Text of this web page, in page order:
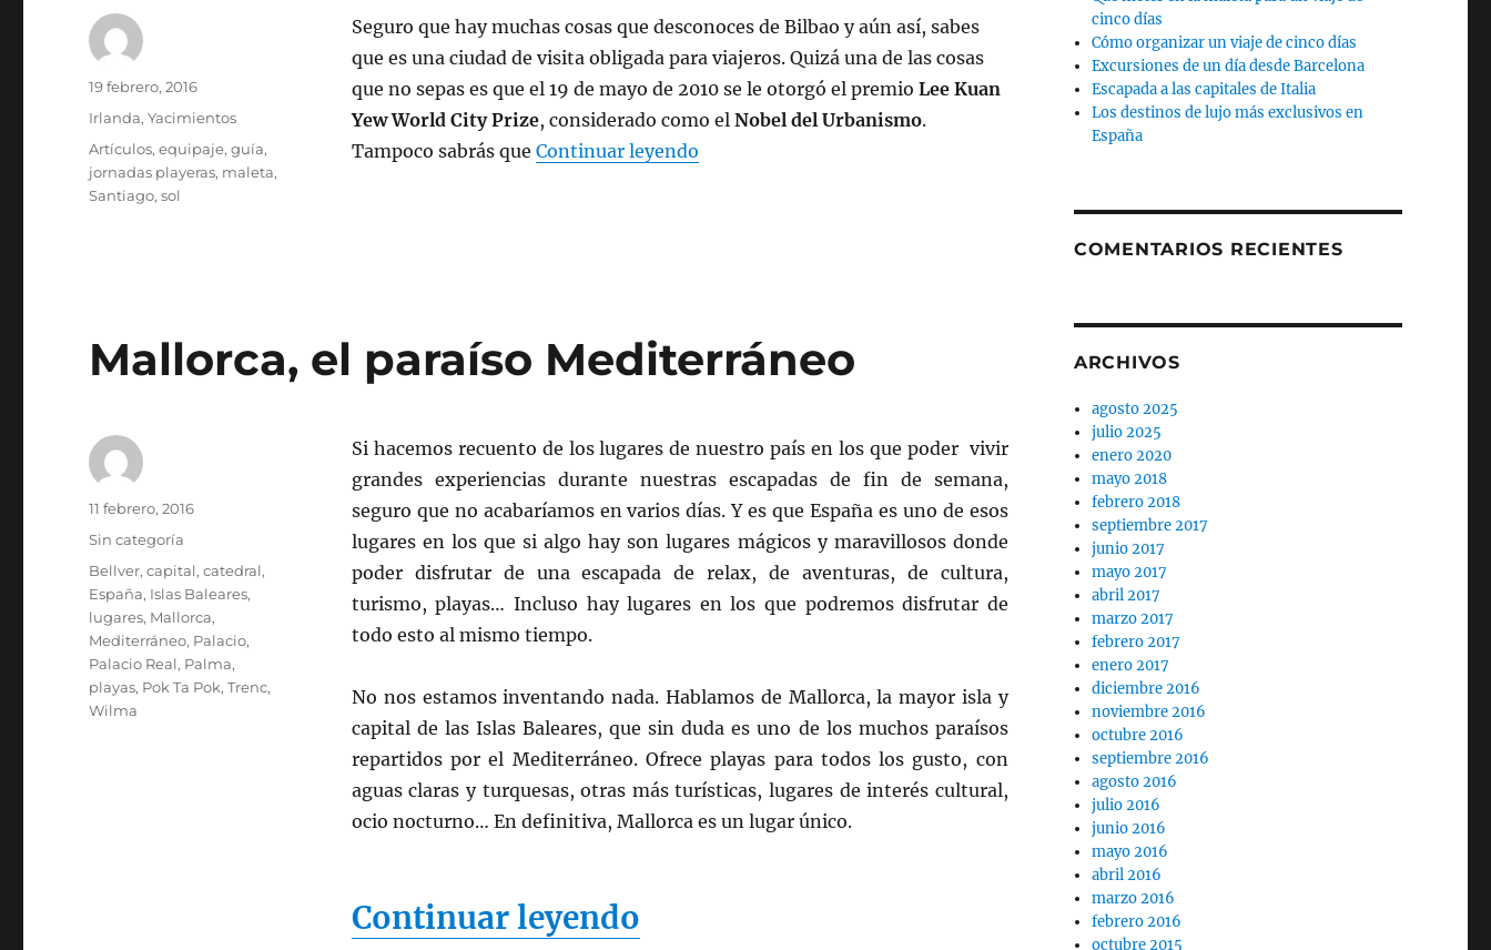
Seguro que hay muchas cosas que desconoces de Bilbao y aún así, sabes
que es una ciudad de visita obligada para viajeros. Quizá una de las cosas
que no sepas es que el 19 de mayo de 2010 se le otorgó el premio Lee Kuan
Yew World City Prize, considerado como el Nobel del Urbanismo.
Tampoco sabrás que Continuar leyendo«Conoce y disfruta Bilbao»
Autor
Publicado
el
19 febrero, 2016
Categorías
Irlanda,Yacimientos
Etiquetas
Artículos,equipaje,guía,
jornadas playeras, maleta,
Santiago,sol
Mallorca, el paraíso Mediterráneo
Si hacemos recuento de los lugares de nuestro país en los que poder vivir
grandes experiencias durante nuestras escapadas de fin de semana,
seguro que no acabaríamos en varios días. Y es que España es uno de esos
lugares en los que si algo hay son lugares mágicos y maravillosos donde
poder disfrutar de una escapada de relax, de aventuras, de cultura,
turismo, playas… Incluso hay lugares en los que podremos disfrutar de
todo esto al mismo tiempo.
No nos estamos inventando nada. Hablamos de Mallorca, la mayor isla y
capital de las Islas Baleares, que sin duda es uno de los muchos paraísos
repartidos por el Mediterráneo. Ofrece playas para todos los gusto, con
aguas claras y turquesas, otras más turísticas, lugares de interés cultural,
ocio nocturno… En definitiva, Mallorca es un lugar único.
Continuar leyendo«Mallorca, el paraíso Mediterráneo»
Autor
Publicado
el
11 febrero, 2016
Categorías
Sin categoría
Etiquetas
Bellver,capital,catedral,
España, Islas Baleares,
lugares, Mallorca,
Mediterráneo, Palacio,
Palacio Real, Palma,
playas, Pok Ta Pok,Trenc,
Wilma
cinco días
Cómo organizar un viaje de cinco días
Excursiones de un día desde Barcelona
Escapada a las capitales de Italia
Los destinos de lujo más exclusivos en
España
COMENTARIOS RECIENTES
ARCHIVOS
agosto 2025
julio 2025
enero 2020
mayo 2018
febrero 2018
septiembre 2017
junio 2017
mayo 2017
abril 2017
marzo 2017
febrero 2017
enero 2017
diciembre 2016
noviembre 2016
octubre 2016
septiembre 2016
agosto 2016
julio 2016
junio 2016
mayo 2016
abril 2016
marzo 2016
febrero 2016
octubre 2015